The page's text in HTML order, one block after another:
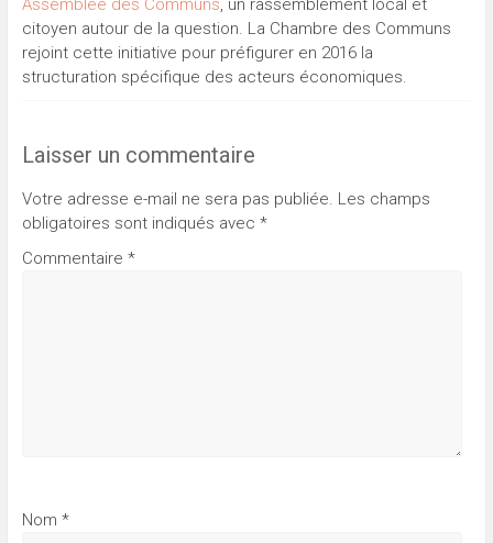
Assemblée des Communs, un rassemblement local et
citoyen autour de la question. La Chambre des Communs
rejoint cette initiative pour préfigurer en 2016 la
structuration spécifique des acteurs économiques.
Laisser un commentaire
Votre adresse e-mail ne sera pas publiée. Les champs
obligatoires sont indiqués avec *
Commentaire *
Nom *